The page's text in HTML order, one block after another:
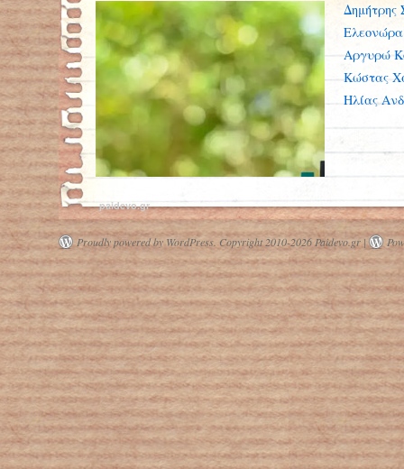
ΕΛΣΤΑΤ: 1 στους 4 με χρόνιο
πρόβλημα υγείας στην Ελλάδα και 1
στους 4 καπνίζει καθημερινά
Δημήτρης
Αργυρώ
Κώστας
Ηλίας
paidevo.gr
Proudly powered by WordPress. Copyright 2010-2026 Paidevo.gr |